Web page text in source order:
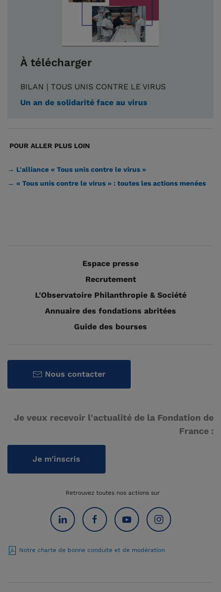
À télécharger
BILAN | TOUS UNIS CONTRE LE VIRUS
Un an de solidarité face au virus
POUR ALLER PLUS LOIN
→ L'alliance « Tous unis contre le virus »
→ « Tous unis contre le virus » : toutes les actions menées
Espace presse
Recrutement
L'Observatoire Philanthropie & Société
Annuaire des fondations abritées
Guide des bourses
Nous contacter
Je veux recevoir l'actualité de la Fondation de
France :
Je m'inscris
Retrouvez toutes nos actions sur
Notre charte de bonne conduite et de modération